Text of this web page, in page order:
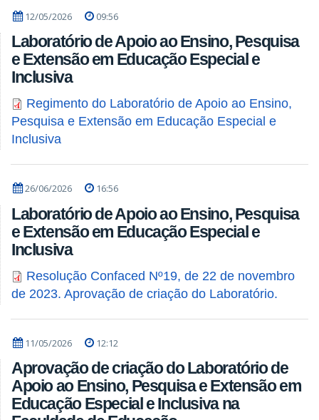
12/05/2026 09:56
Laboratório de Apoio ao Ensino, Pesquisa
e Extensão em Educação Especial e
Inclusiva
Regimento do Laboratório de Apoio ao Ensino,
Pesquisa e Extensão em Educação Especial e
Inclusiva
26/06/2026 16:56
Laboratório de Apoio ao Ensino, Pesquisa
e Extensão em Educação Especial e
Inclusiva
Resolução Confaced Nº19, de 22 de novembro
de 2023. Aprovação de criação do Laboratório.
11/05/2026 12:12
Aprovação de criação do Laboratório de
Apoio ao Ensino, Pesquisa e Extensão em
Educação Especial e Inclusiva na